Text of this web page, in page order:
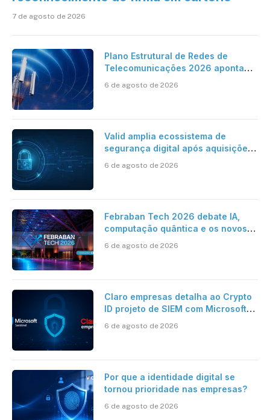
7 de agosto de 2026
Plano Estrutural de Redes de
Telecomunicações 2026 aponta
mantém desafio
6 de agosto de 2026
Valid amplia ecossistema de
segurança digital após aquisições
6 de agosto de 2026
Febraban Tech 2026 debate IA,
computação quântica e os novos
6 de agosto de 2026
Claro empresas detalha ao Crypto
ID projeto de SIEM com Microsoft
automatizada
6 de agosto de 2026
Por que a identidade digital se
tornou prioridade nas empresas?
6 de agosto de 2026